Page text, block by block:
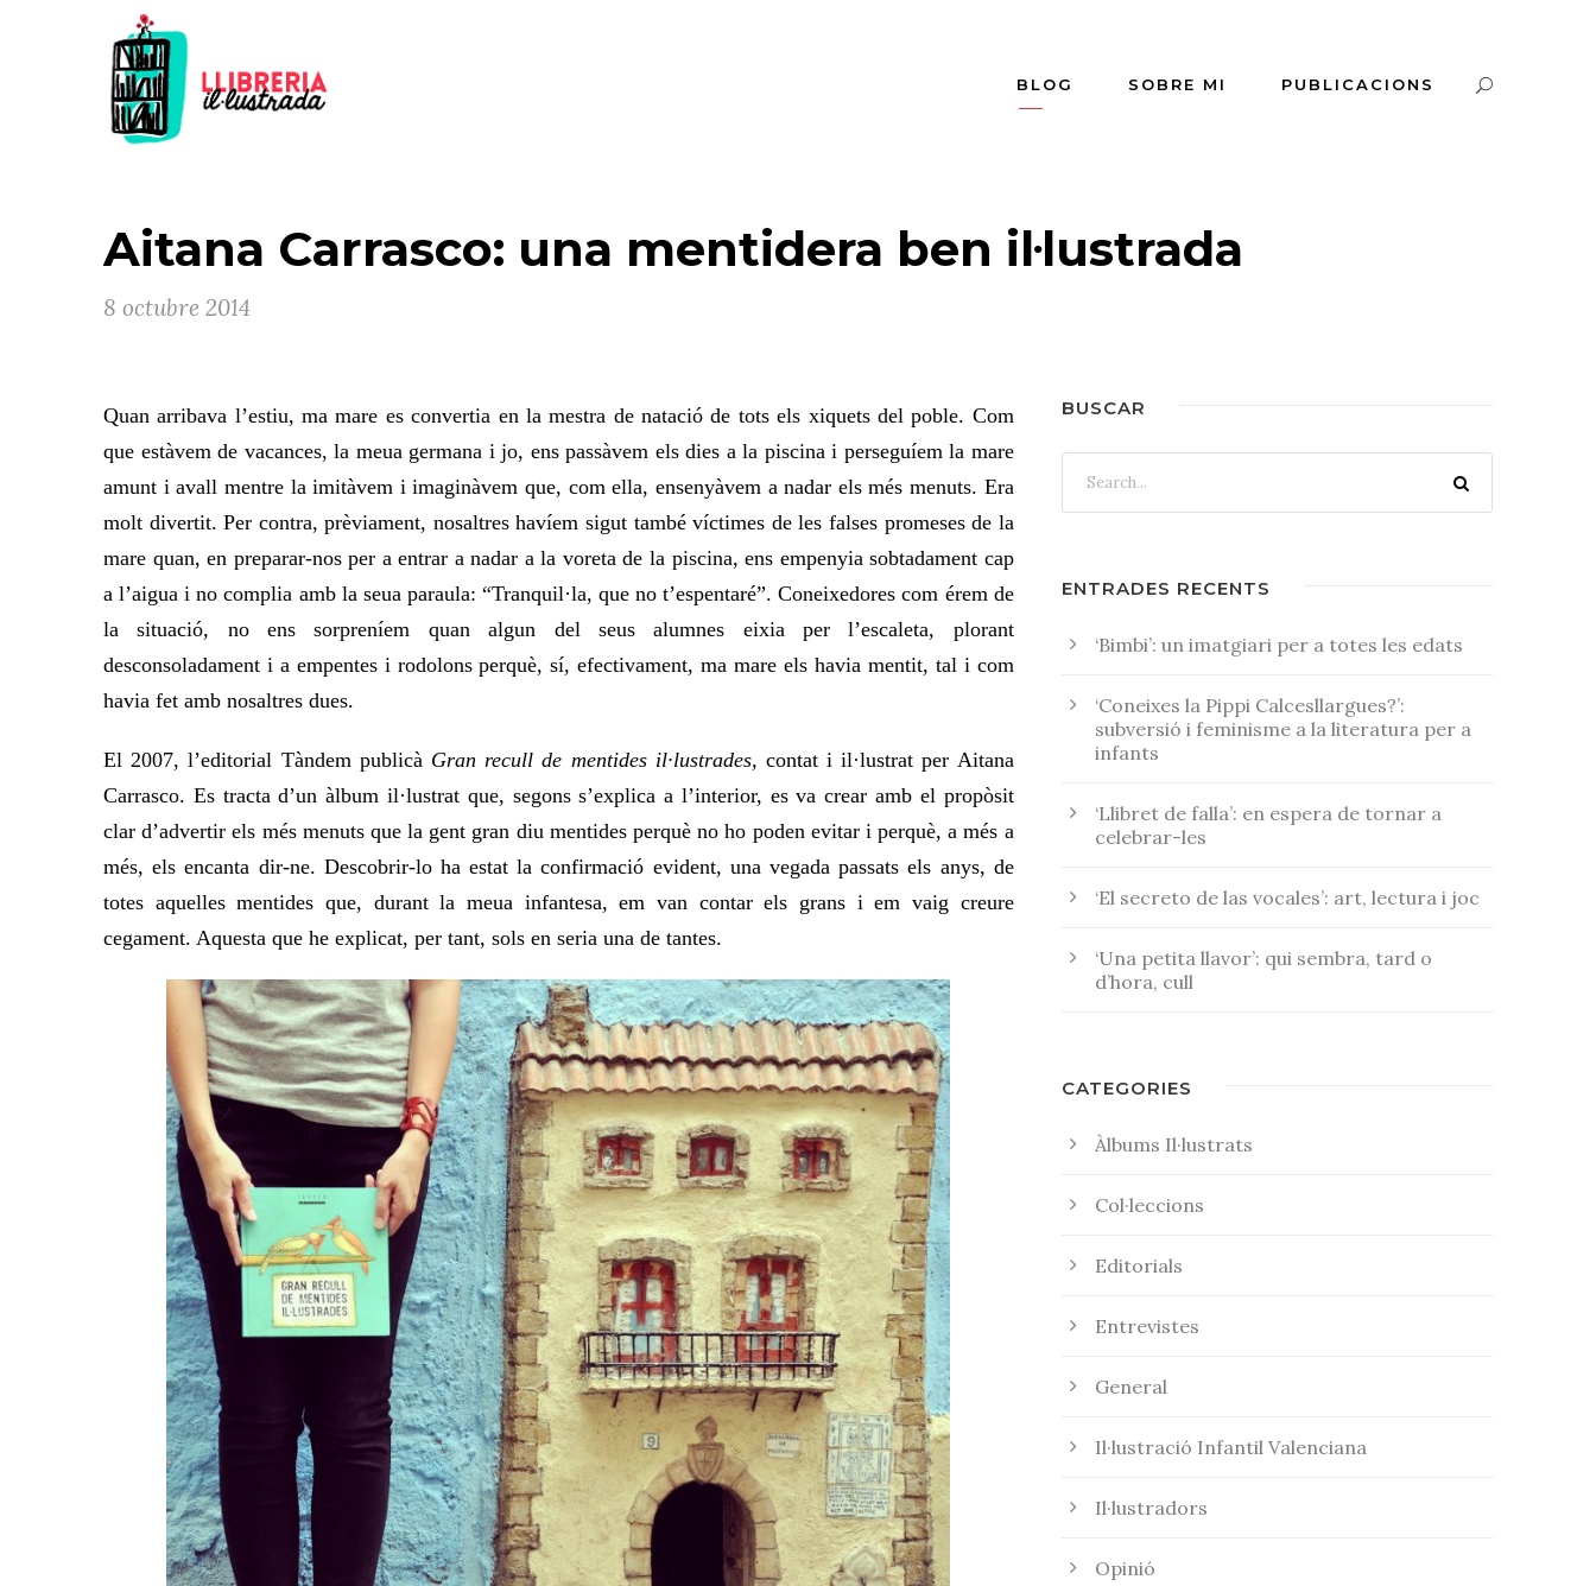
BLOG SOBRE MI PUBLICACIONS
Aitana Carrasco: una mentidera ben il·lustrada
8 octubre 2014
Quan arribava l’estiu, ma mare es convertia en la mestra de natació de tots els xiquets del poble. Com
que estàvem de vacances, la meua germana i jo, ens passàvem els dies a la piscina i perseguíem la mare
amunt i avall mentre la imitàvem i imaginàvem que, com ella, ensenyàvem a nadar els més menuts. Era
molt divertit. Per contra, prèviament, nosaltres havíem sigut també víctimes de les falses promeses de la
mare quan, en preparar-nos per a entrar a nadar a la voreta de la piscina, ens empenyia sobtadament cap
a l’aigua i no complia amb la seua paraula: “Tranquil·la, que no t’espentaré”. Coneixedores com érem de
la situació, no ens sorpreníem quan algun del seus alumnes eixia per l’escaleta, plorant
desconsoladament i a empentes i rodolons perquè, sí, efectivament, ma mare els havia mentit, tal i com
havia fet amb nosaltres dues.
El2007, l’editorial Tàndem publicà Gran recull de mentides il·lustrades, contat i il·lustrat per Aitana
Carrasco. Es tracta d’un àlbum il·lustrat que, segons s’explica a l’interior, es va crear amb el propòsit
clar d’advertir els més menuts que la gent gran diu mentides perquè no ho poden evitar i perquè, a més a
més, els encanta dir-ne. Descobrir-lo ha estat la confirmació evident, una vegada passats els anys, de
totes aquelles mentides que, durant la meua infantesa, em van contar els grans i em vaig creure
cegament. Aquesta que he explicat, per tant, sols en seria una de tantes.
BUSCAR
ENTRADES RECENTS
‘Bimbi’: un imatgiari per a totes les edats
‘Coneixes la Pippi Calcesllargues?’:
subversió i feminisme a la literatura per a
infants
‘Llibret de falla’: en espera de tornar a
celebrar-les
‘El secreto de las vocales’: art, lectura i joc
‘Una petita llavor’: qui sembra, tard o
d’hora, cull
CATEGORIES
Àlbums Il·lustrats
Col·leccions
Editorials
Entrevistes
General
Il·lustració Infantil Valenciana
Il·lustradors
Opinió